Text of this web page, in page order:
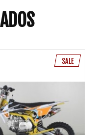
SALE